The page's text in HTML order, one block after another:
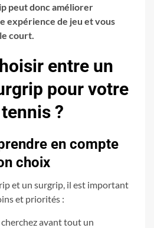
peut donc améliorer
expérience de jeu et vous
court.
entre un
pour votre
?
en compte
choix
et un surgrip, il est important
et priorités :
cherchez avant tout un